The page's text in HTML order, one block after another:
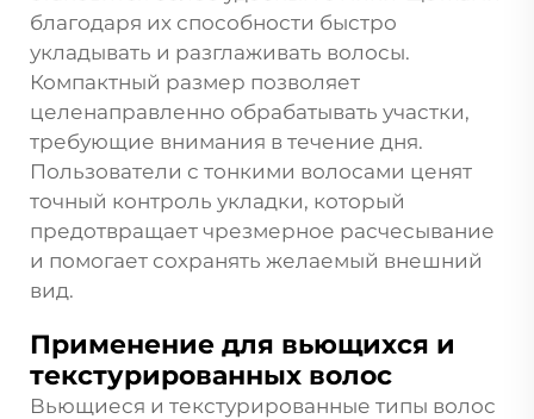
благодаря их способности быстро
укладывать и разглаживать волосы.
Компактный размер позволяет
целенаправленно обрабатывать участки,
требующие внимания в течение дня.
Пользователи с тонкими волосами ценят
точный контроль укладки, который
предотвращает чрезмерное расчесывание
и помогает сохранять желаемый внешний
вид.
Применение для вьющихся и
текстурированных волос
Вьющиеся и текстурированные типы волос